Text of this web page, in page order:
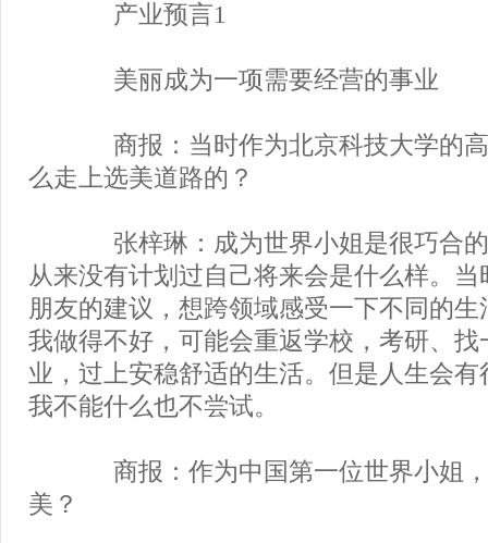
产业预言1
美丽成为一项需要经营的事业
商报：当时作为北京科技大学的高
么走上选美道路的？
张梓琳：成为世界小姐是很巧合的
从来没有计划过自己将来会是什么样。当
朋友的建议，想跨领域感受一下不同的生
我做得不好，可能会重返学校，考研、找
业，过上安稳舒适的生活。但是人生会有
我不能什么也不尝试。
商报：作为中国第一位世界小姐，
美？